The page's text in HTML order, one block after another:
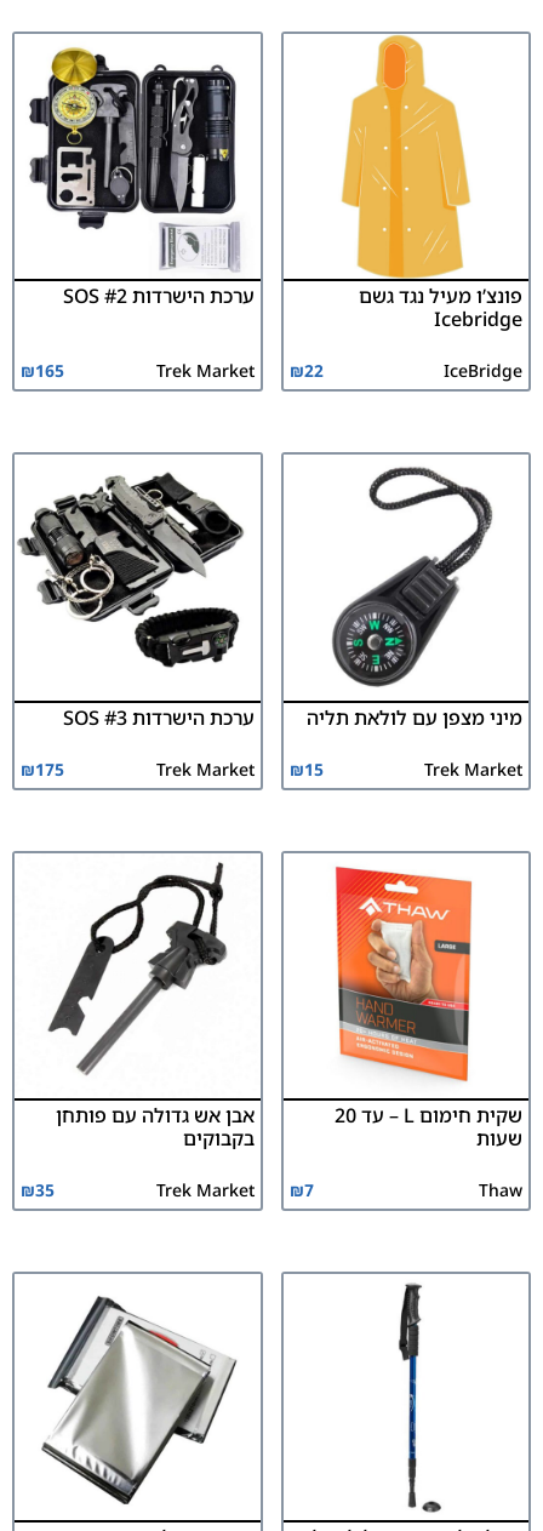
פונצ’ו מעיל נגד גשם
Icebridge
IceBridge
₪22
ערכת הישרדות SOS #2
Trek Market
₪165
מיני מצפן עם לולאת תליה
Trek Market
₪15
ערכת הישרדות SOS #3
Trek Market
₪175
שקית חימום L – עד 20
שעות
Thaw
₪7
אבן אש גדולה עם פותחן
בקבוקים
Trek Market
₪35